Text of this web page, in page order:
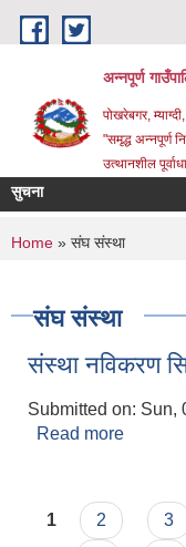
Skip to main content
अन्‍नपूर्ण
पोखरेबगर,
"समृद्ध अन्‍नपूर्ण
उत्थानशील
सुचना
You are here
Home » संघ संस्था
संघ संस्था
संस्था नविकरण
Submitted on: Sun,
Read more
Pages
1 2 3